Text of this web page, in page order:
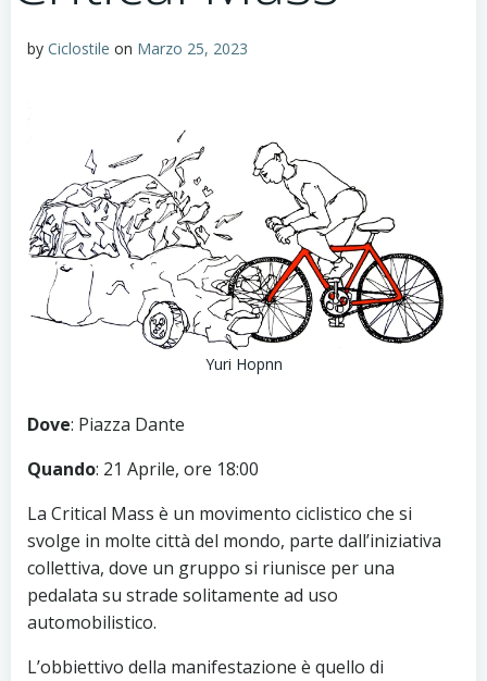
by Ciclostile on Marzo 25, 2023
Yuri Hopnn
Dove: Piazza Dante
Quando: 21 Aprile, ore 18:00
La Critical Mass è un movimento ciclistico che si
svolge in molte città del mondo, parte dall’iniziativa
collettiva, dove un gruppo si riunisce per una
pedalata su strade solitamente ad uso
automobilistico.
L’obbiettivo della manifestazione è quello di